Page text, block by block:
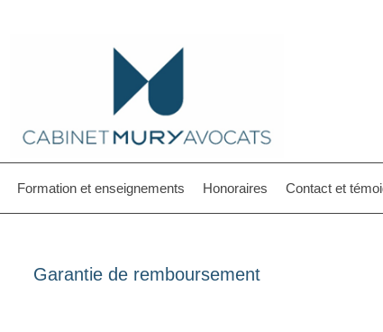
Formation et enseignements Honoraires Contact et
Garantie de remboursement